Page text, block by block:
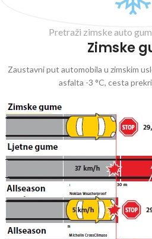
Pretraži zimske auto
Zimske
Zaustavni put automobila u zimskim
asfalta -3 °C, cesta